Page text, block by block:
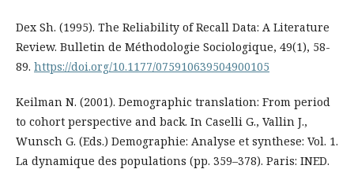
Dex Sh. (1995). The Reliability of Recall Data: A Literature
Review. Bulletin de Méthodologie Sociologique, 49(1), 58-
89. https://doi.org/10.1177/075910639504900105
Keilman N. (2001). Demographic translation: From period
to cohort perspective and back. In Caselli G., Vallin J.,
Wunsch G. (Eds.) Demographie: Analyse et synthese: Vol. 1.
La dynamique des populations (pp. 359–378). Paris: INED.